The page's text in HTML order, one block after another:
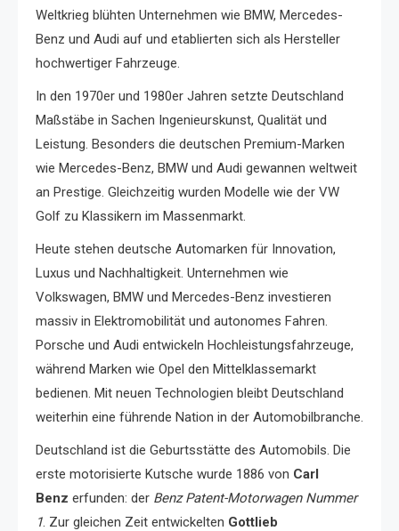
Weltkrieg blühten Unternehmen wie BMW, Mercedes-
Benz und Audi auf und etablierten sich als Hersteller
hochwertiger Fahrzeuge.
In den 1970er und 1980er Jahren setzte Deutschland
Maßstäbe in Sachen Ingenieurskunst, Qualität und
Leistung. Besonders die deutschen Premium-Marken
wie Mercedes-Benz, BMW und Audi gewannen weltweit
an Prestige. Gleichzeitig wurden Modelle wie der VW
Golf zu Klassikern im Massenmarkt.
Heute stehen deutsche Automarken für Innovation,
Luxus und Nachhaltigkeit. Unternehmen wie
Volkswagen, BMW und Mercedes-Benz investieren
massiv in Elektromobilität und autonomes Fahren.
Porsche und Audi entwickeln Hochleistungsfahrzeuge,
während Marken wie Opel den Mittelklassemarkt
bedienen. Mit neuen Technologien bleibt Deutschland
weiterhin eine führende Nation in der Automobilbranche.
Deutschland ist die Geburtsstätte des Automobils. Die
erste motorisierte Kutsche wurde 1886 von Carl
Benz erfunden: der Benz Patent-Motorwagen Nummer
1. Zur gleichen Zeit entwickelten Gottlieb